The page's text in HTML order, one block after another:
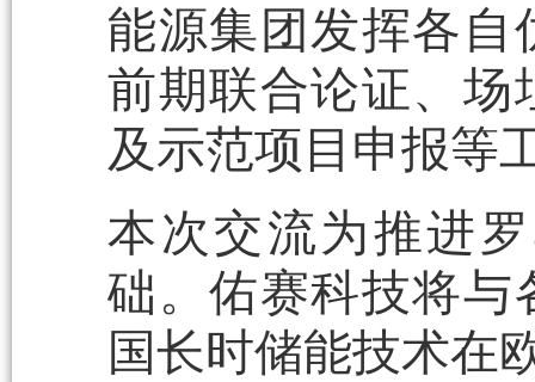
能源集团发挥各自
前期联合论证、场
及示范项目申报等
本次交流为推进
础。佑赛科技将与
国长时储能技术在